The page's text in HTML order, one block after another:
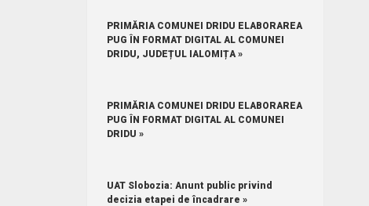
PRIMĂRIA COMUNEI DRIDU ELABORAREA
PUG ÎN FORMAT DIGITAL AL COMUNEI
DRIDU, JUDEȚUL IALOMIȚA »
PRIMĂRIA COMUNEI DRIDU ELABORAREA
PUG ÎN FORMAT DIGITAL AL COMUNEI
DRIDU »
UAT Slobozia: Anunt public privind
decizia etapei de încadrare »